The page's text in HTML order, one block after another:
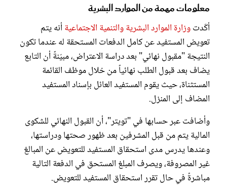
معلومات مهمة من الموارد البشرية
أكّدتوزارة الموارد البشرية والتنمية الاجتماعيةأنه يتم
تعويض المستفيد عن كامل الدفعات المستحقة له عندما تكون
النتيجة "مقبول نهائي" بعد دراسة الاعتراض، مبيّنةً أن التابع
يضاف بعد قبول الطلب نهائياً من خلال موظف القائمة
المستثناة، حيث يقوم المستفيد العائل بإسناد المستفيد
المضاف إلى المنزل.
وأضافت عبر حسابها في "تويتر"، أن القبول النهائي للشكوى
المالية يتم من قبل المشرفين بعد ظهور صحتها ودراستها،
وعندها يدرس مدى استحقاق المستفيد للتعويض عن المبالغ
غير المصروفة، ويصرف المبلغ المستحق في الدفعة التالية
مباشرةً في حال تقرر استحقاق المستفيد للتعويض.